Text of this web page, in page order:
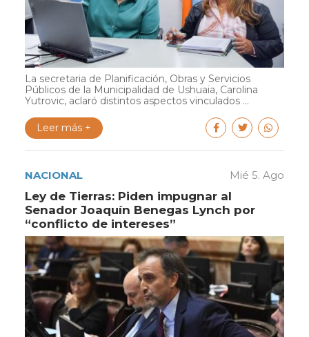
La secretaria de Planificación, Obras y Servicios
Públicos de la Municipalidad de Ushuaia, Carolina
Yutrovic, aclaró distintos aspectos vinculados ...
Leer más +
NACIONAL Mié 5. Ago
Ley de Tierras: Piden impugnar al
Senador Joaquín Benegas Lynch por
“conflicto de intereses”